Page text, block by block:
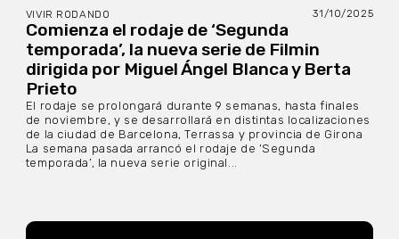
VIVIR RODANDO 31/10/2025
Comienza el rodaje de ‘Segunda
temporada’, la nueva serie de Filmin
dirigida por Miguel Ángel Blanca y Berta
Prieto
El rodaje se prolongará durante 9 semanas, hasta finales
de noviembre, y se desarrollará en distintas localizaciones
de la ciudad de Barcelona, Terrassa y provincia de Girona
La semana pasada arrancó el rodaje de ‘Segunda
temporada’, la nueva serie original...